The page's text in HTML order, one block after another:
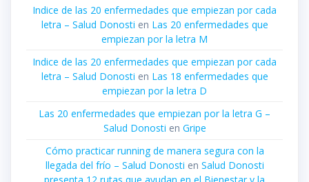
Indice de las 20 enfermedades que empiezan por cada
letra – Salud Donosti en Las 20 enfermedades que
empiezan por la letra M
Indice de las 20 enfermedades que empiezan por cada
letra – Salud Donosti en Las 18 enfermedades que
empiezan por la letra D
Las 20 enfermedades que empiezan por la letra G –
Salud Donosti en Gripe
Cómo practicar running de manera segura con la
llegada del frío – Salud Donosti en Salud Donosti